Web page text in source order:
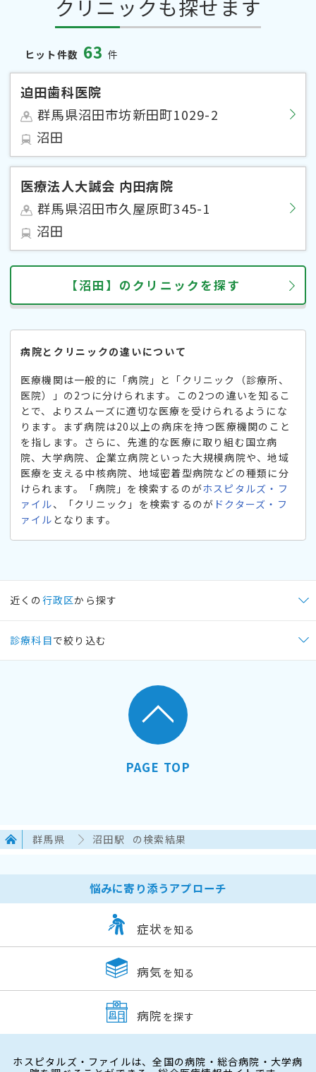
クリニックも探せます
ヒット件数 63 件
迫田歯科医院
群馬県沼田市坊新田町1029-2
沼田
医療法人大誠会 内田病院
群馬県沼田市久屋原町345-1
沼田
【沼田】のクリニックを探す
病院とクリニックの違いについて
医療機関は一般的に「病院」と「クリニック（診療所、
医院）」の2つに分けられます。この2つの違いを知るこ
とで、よりスムーズに適切な医療を受けられるようにな
ります。まず病院は20以上の病床を持つ医療機関のこと
を指します。さらに、先進的な医療に取り組む国立病
院、大学病院、企業立病院といった大規模病院や、地域
医療を支える中核病院、地域密着型病院などの種類に分
けられます。「病院」を検索するのがホスピタルズ・フ
ァイル、「クリニック」を検索するのが ドクターズ・フ
ァイル となります。
近くの 行政区から探す
診療科目で絞り込む
PAGE TOP
群馬県 沼田駅 の検索結果
悩みに寄り添うアプローチ
症状 を知る
病気 を知る
病院 を探す
ホスピタルズ・ファイルは、全国の病院・総合病院・大学病